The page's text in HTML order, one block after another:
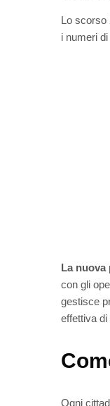
Lo scorso
i numeri
La nuova
con gli
gestisce
effettiva
Ogni